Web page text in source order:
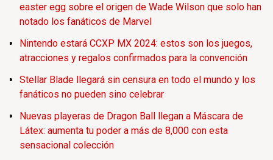
easter egg sobre el origen de Wade Wilson que solo han
notado los fanáticos de Marvel
Nintendo estará CCXP MX 2024: estos son los juegos,
atracciones y regalos confirmados para la convención
Stellar Blade llegará sin censura en todo el mundo y los
fanáticos no pueden sino celebrar
Nuevas playeras de Dragon Ball llegan a Máscara de
Látex: aumenta tu poder a más de 8,000 con esta
sensacional colección